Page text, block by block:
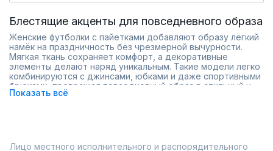
Блестящие акценты для повседневного образа
Женские футболки с пайетками добавляют образу лёгкий
намёк на праздничность без чрезмерной вычурности.
Мягкая ткань сохраняет комфорт, а декоративные
элементы делают наряд уникальным. Такие модели легко
комбинируются с джинсами, юбками и даже спортивными
брюками, превращая повседневный образ в стильный и
эффектный. В интернет-магазине Ramonki представлены
Показать всё
Лицо местного исполнительного и распорядительного